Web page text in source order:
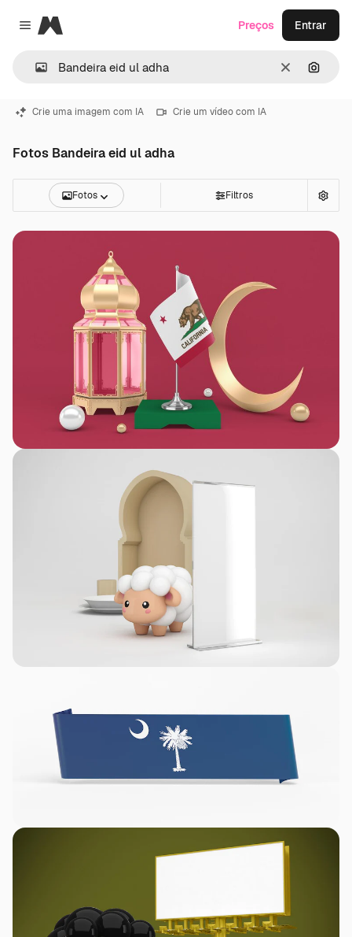
Close menu
Magnific
Limpar
Preços Entrar
Crie uma imagem com IA Crie um vídeo com IA
Fotos Bandeira eid ul adha
Fotos Filtros